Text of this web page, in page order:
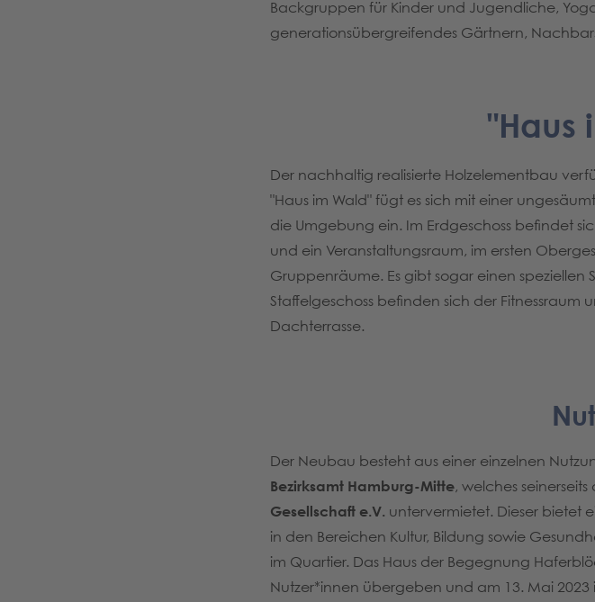
Backgruppen für Kinder und Jugendliche,
generationsübergreifendes Gärtnern,
"Haus
Der nachhaltig realisierte Holzelementbau
"Haus im Wald" fügt es sich mit einer
die Umgebung ein. Im Erdgeschoss befindet
und ein Veranstaltungsraum, im ersten
Gruppenräume. Es gibt sogar einen
Staffelgeschoss befinden sich der
Dachterrasse.
Der Neubau besteht aus einer einzelnen
Bezirksamt Hamburg-Mitte, welches
Gesellschaft e.V. untervermietet. Dieser bietet
in den Bereichen Kultur, Bildung sowie
im Quartier. Das Haus der Begegnung
Nutzer*innen übergeben und am 13. Mai